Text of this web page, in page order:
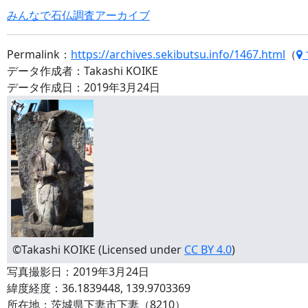
みんなで石仏調査アーカイブ
Permalink： https://archives.sekibutsu.info/1467.html （
データ作成者：Takashi KOIKE
データ作成日：2019年3月24日
©Takashi KOIKE (Licensed under CC BY 4.0)
写真撮影日：2019年3月24日
緯度経度：36.1839448, 139.9703369
所在地：茨城県下妻市下妻（8210）